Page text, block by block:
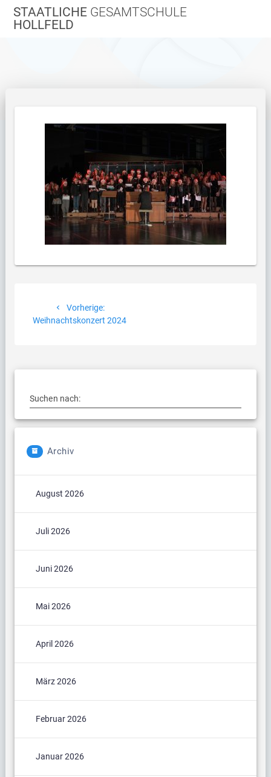
Zum
Inhalt
STAATLICHE GESAMTSCHULE
HOLLFELD
Vorherige:Vorheriger
Beitrag:
Weihnachtskonzert 2024
Suchen nach:
Archiv
August 2026
Juli 2026
Juni 2026
Mai 2026
April 2026
März 2026
Februar 2026
Januar 2026